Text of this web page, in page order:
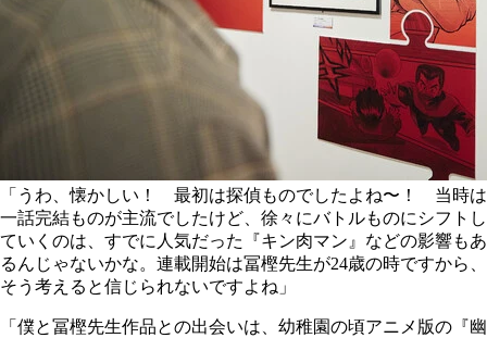
「うわ、懐かしい！ 最初は探偵ものでしたよね〜！ 当時は
一話完結ものが主流でしたけど、徐々にバトルものにシフトし
ていくのは、すでに人気だった『キン肉マン』などの影響もあ
るんじゃないかな。連載開始は冨樫先生が24歳の時ですから、
そう考えると信じられないですよね」
「僕と冨樫先生作品との出会いは、幼稚園の頃アニメ版の『幽